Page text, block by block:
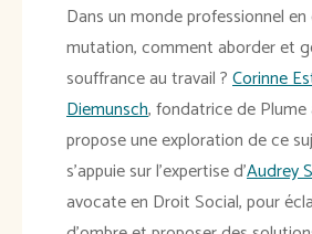
Dans un monde professionnel
mutation, comment aborder et
souffrance au travail ?Corinne
Diemunsch, fondatrice de Plume
propose une exploration de ce
s'appuie sur l'expertise d'Audrey
avocate en Droit Social, pour